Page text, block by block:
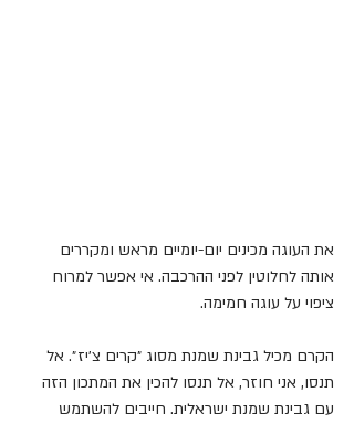
את העוגה מכינים יום-יומיים מראש ומקררים
אותה לחלוטין לפני ההרכבה. אי אפשר למרוח
ציפוי על עוגה חמימה.
הקרם מכיל גבינת שמנת מסוג ״קרים צ׳יז״. אל
תנסו, אני חוזר, אל תנסו להכין את המתכון הזה
עם גבינת שמנת ישראלית. חייבים להשתמש